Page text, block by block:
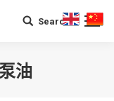
Search:
Search
油